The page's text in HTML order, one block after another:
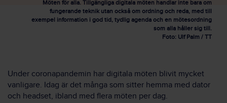
Möten för alla. Tillgängliga digitala möten handlar inte bara om
fungerande teknik utan också om ordning och reda, med till
exempel information i god tid, tydlig agenda och en mötesordning
som alla håller sig till.
Foto: Ulf Palm / TT
Under coronapandemin har digitala möten blivit mycket
vanligare. Idag är det många som sitter hemma med dator
och headset, ibland med flera möten per dag.